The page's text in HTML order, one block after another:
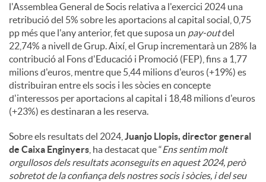
l'Assemblea General de Socis relativa a l'exercici 2024 una
retribució del 5% sobre les aportacions al capital social, 0,75
pp més que l'any anterior, fet que suposa un pay-outdel
22,74% a nivell de Grup. Així, el Grup incrementarà un 28% la
contribució al Fons d'Educació i Promoció (FEP), fins a 1,77
milions d'euros, mentre que 5,44 milions d'euros (+19%) es
distribuiran entre els socis i les sòcies en concepte
d'interessos per aportacions al capital i 18,48 milions d'euros
(+23%) es destinaran a les reserva.
Sobre els resultats del 2024, Juanjo Llopis, director general
de Caixa Enginyers , ha destacat que “Ens sentim molt
orgullosos dels resultats aconseguits en aquest 2024, però
sobretot de la confiança dels nostres socis i sòcies, i del seu